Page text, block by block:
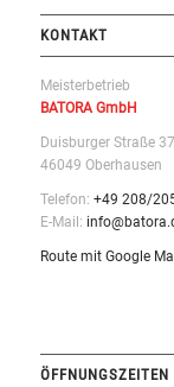
KONTAKT
Meisterbetrieb
BATORA GmbH
Duisburger Straße
46049 Oberhausen
Telefon: +49 208/
E-Mail:
Route mit Google
ÖFFNUNGSZEITEN